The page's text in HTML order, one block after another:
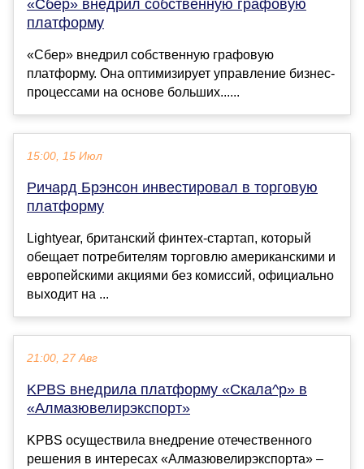
«Сбер» внедрил собственную графовую
платформу
«Сбер» внедрил собственную графовую
платформу. Она оптимизирует управление бизнес-
процессами на основе больших......
15:00, 15 Июл
Ричард Брэнсон инвестировал в торговую
платформу
Lightyear, британский финтех-стартап, который
обещает потребителям торговлю американскими и
европейскими акциями без комиссий, официально
выходит на ...
21:00, 27 Авг
KPBS внедрила платформу «Скала^р» в
«Алмазювелирэкспорт»
KPBS осуществила внедрение отечественного
решения в интересах «Алмазювелирэкспорта» –